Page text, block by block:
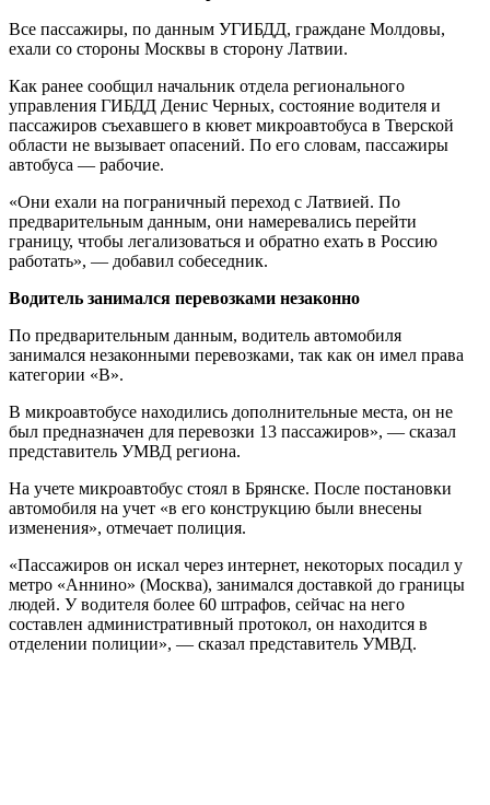
Все пассажиры, по данным УГИБДД, граждане Молдовы,
ехали со стороны Москвы в сторону Латвии.
Как ранее сообщил начальник отдела регионального
управления ГИБДД Денис Черных, состояние водителя и
пассажиров съехавшего в кювет микроавтобуса в Тверской
области не вызывает опасений. По его словам, пассажиры
автобуса — рабочие.
«Они ехали на пограничный переход с Латвией. По
предварительным данным, они намеревались перейти
границу, чтобы легализоваться и обратно ехать в Россию
работать», — добавил собеседник.
Водитель занимался перевозками незаконно
По предварительным данным, водитель автомобиля
занимался незаконными перевозками, так как он имел права
категории «В».
В микроавтобусе находились дополнительные места, он не
был предназначен для перевозки 13 пассажиров», — сказал
представитель УМВД региона.
На учете микроавтобус стоял в Брянске. После постановки
автомобиля на учет «в его конструкцию были внесены
изменения», отмечает полиция.
«Пассажиров он искал через интернет, некоторых посадил у
метро «Аннино» (Москва), занимался доставкой до границы
людей. У водителя более 60 штрафов, сейчас на него
составлен административный протокол, он находится в
отделении полиции», — сказал представитель УМВД.